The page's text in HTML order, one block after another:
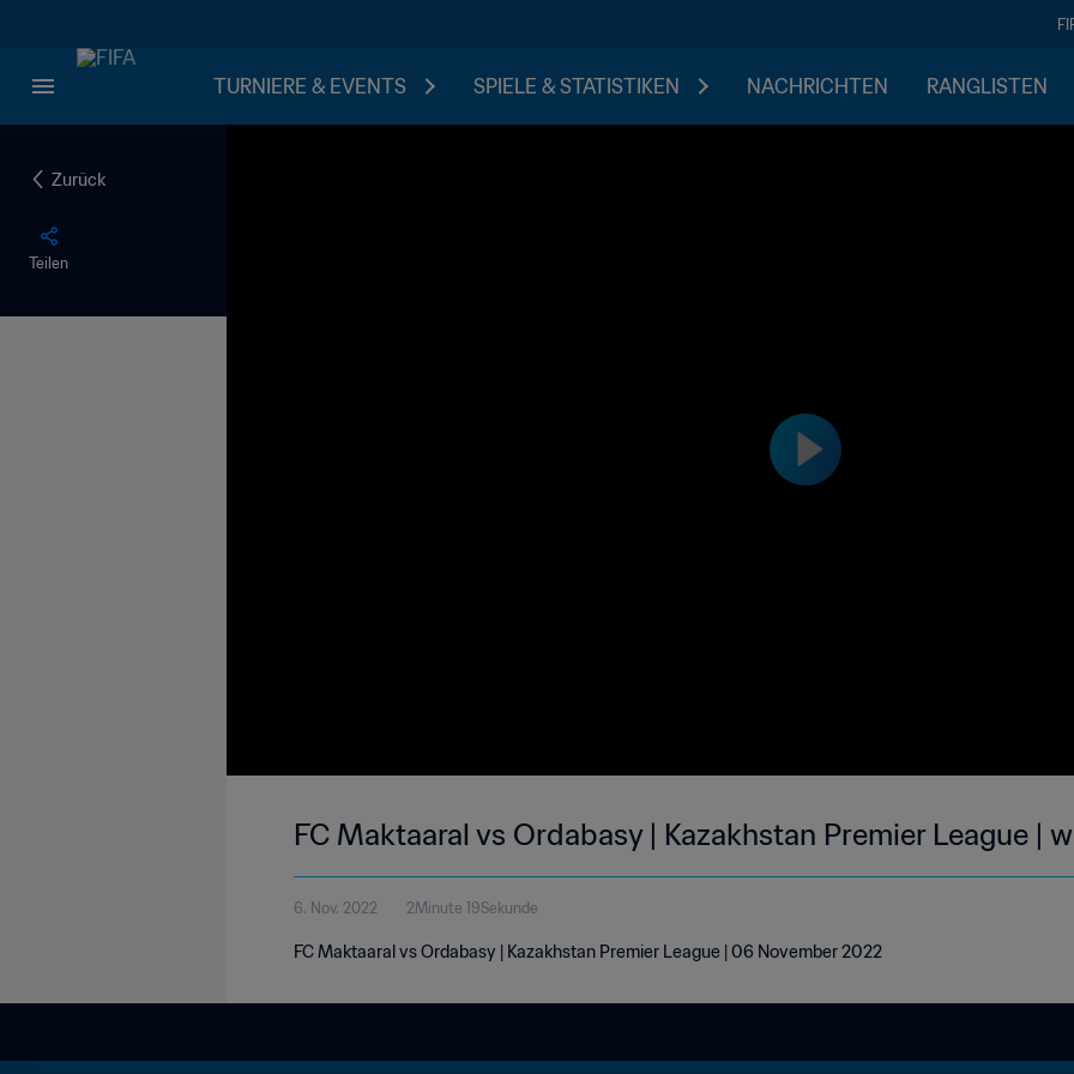
TURNIERE & EVENTS SPIELE & STATISTIKEN NACHRICHTEN RANGLISTEN
Zurück
Teilen
FC Maktaaral vs Ordabasy | Kazakhstan Premier League |
6. Nov. 2022 2Minute 19Sekunde
FC Maktaaral vs Ordabasy | Kazakhstan Premier League | 06 November 2022